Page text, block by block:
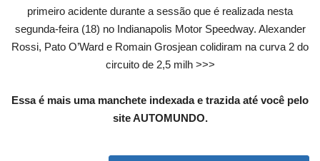
primeiro acidente durante a sessão que é realizada nesta
segunda-feira (18) no Indianapolis Motor Speedway. Alexander
Rossi, Pato O’Ward e Romain Grosjean colidiram na curva 2 do
circuito de 2,5 milh >>>
Essa é mais uma manchete indexada e trazida até você pelo
site AUTOMUNDO.